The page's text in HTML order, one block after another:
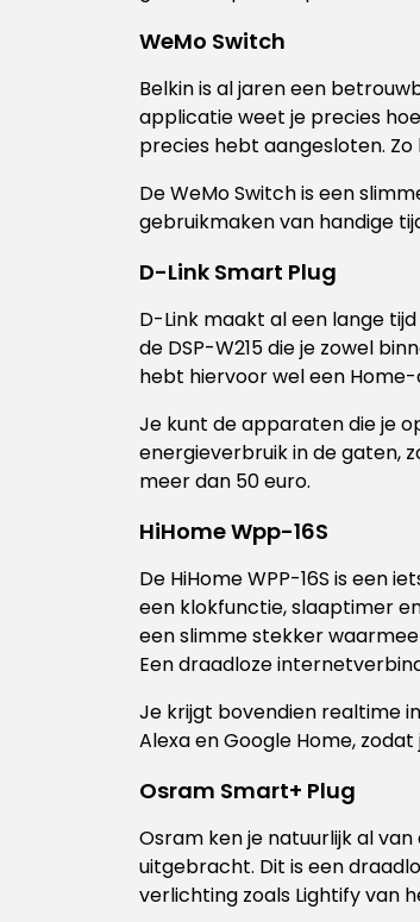
WeMo Switch
Belkin is al jaren een
applicatie weet je precies
precies hebt aangesloten.
De WeMo Switch is een
gebruikmaken van handige
D-Link Smart Plug
D-Link maakt al een lange
de DSP-W215 die je zowel
hebt hiervoor wel een Home-
Je kunt de apparaten die je
energieverbruik in de gaten,
meer dan 50 euro.
HiHome Wpp-16S
De HiHome WPP-16S is een
een klokfunctie, slaaptimer
een slimme stekker
Een draadloze
Je krijgt bovendien realtime
Alexa en Google Home,
Osram Smart+ Plug
Osram ken je natuurlijk al
uitgebracht. Dit is een
verlichting zoals Lightify van